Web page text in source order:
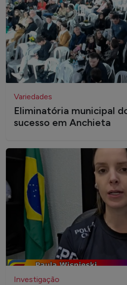
Variedades
Eliminatória municipal
sucesso em Anchieta
Investigação